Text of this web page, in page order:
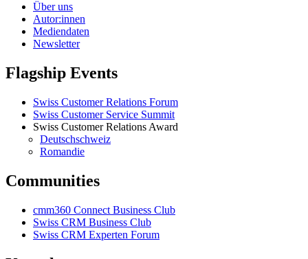
Über uns
Autor:innen
Mediendaten
Newsletter
Flagship Events
Swiss Customer Relations Forum
Swiss Customer Service Summit
Swiss Customer Relations Award
Deutschschweiz
Romandie
Communities
cmm360 Connect Business Club
Swiss CRM Business Club
Swiss CRM Experten Forum